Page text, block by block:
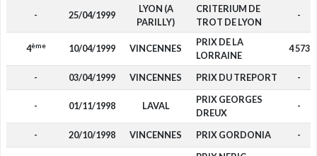
- 25/04/1999
LYON (A
PARILLY)
CRITERIUM DE
TROT DE LYON
-
4ème 10/04/1999 VINCENNES
PRIX DE LA
LORRAINE
4 573
- 03/04/1999 VINCENNES PRIX DU TREPORT -
- 01/11/1998 LAVAL
PRIX GEORGES
DREUX
-
- 20/10/1998 VINCENNES PRIX GORDONIA -